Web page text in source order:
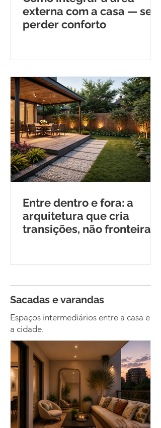
externa com a casa — sem
perder conforto
Entre dentro e fora: a
arquitetura que cria
transições, não fronteiras
Sacadas e varandas
Espaços intermediários entre a casa e
a cidade.